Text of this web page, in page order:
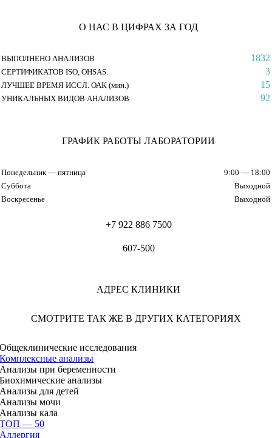
О НАС В ЦИФРАХ ЗА ГОД
ВЫПОЛНЕНО АНАЛИЗОВ 1832
СЕРТИФИКАТОВ ISO, OHSAS. 3
ЛУЧШЕЕ ВРЕМЯ ИССЛ. ОАК (мин.) 15
УНИКАЛЬНЫХ ВИДОВ АНАЛИЗОВ 92
ГРАФИК РАБОТЫ ЛАБОРАТОРИИ
Понедельник — пятница
9:00 — 18:00
Суббота
Выходной
Воскресенье
Выходной
+7 922 886 7500
607-500
АДРЕС КЛИНИКИ
СМОТРИТЕ ТАК ЖЕ В ДРУГИХ КАТЕГОРИЯХ
Общеклинические исследования
Комплексные анализы
Анализы при беременности
Биохимические анализы
Анализы для детей
Анализы мочи
Анализы кала
ТОП — 50
Аллергия